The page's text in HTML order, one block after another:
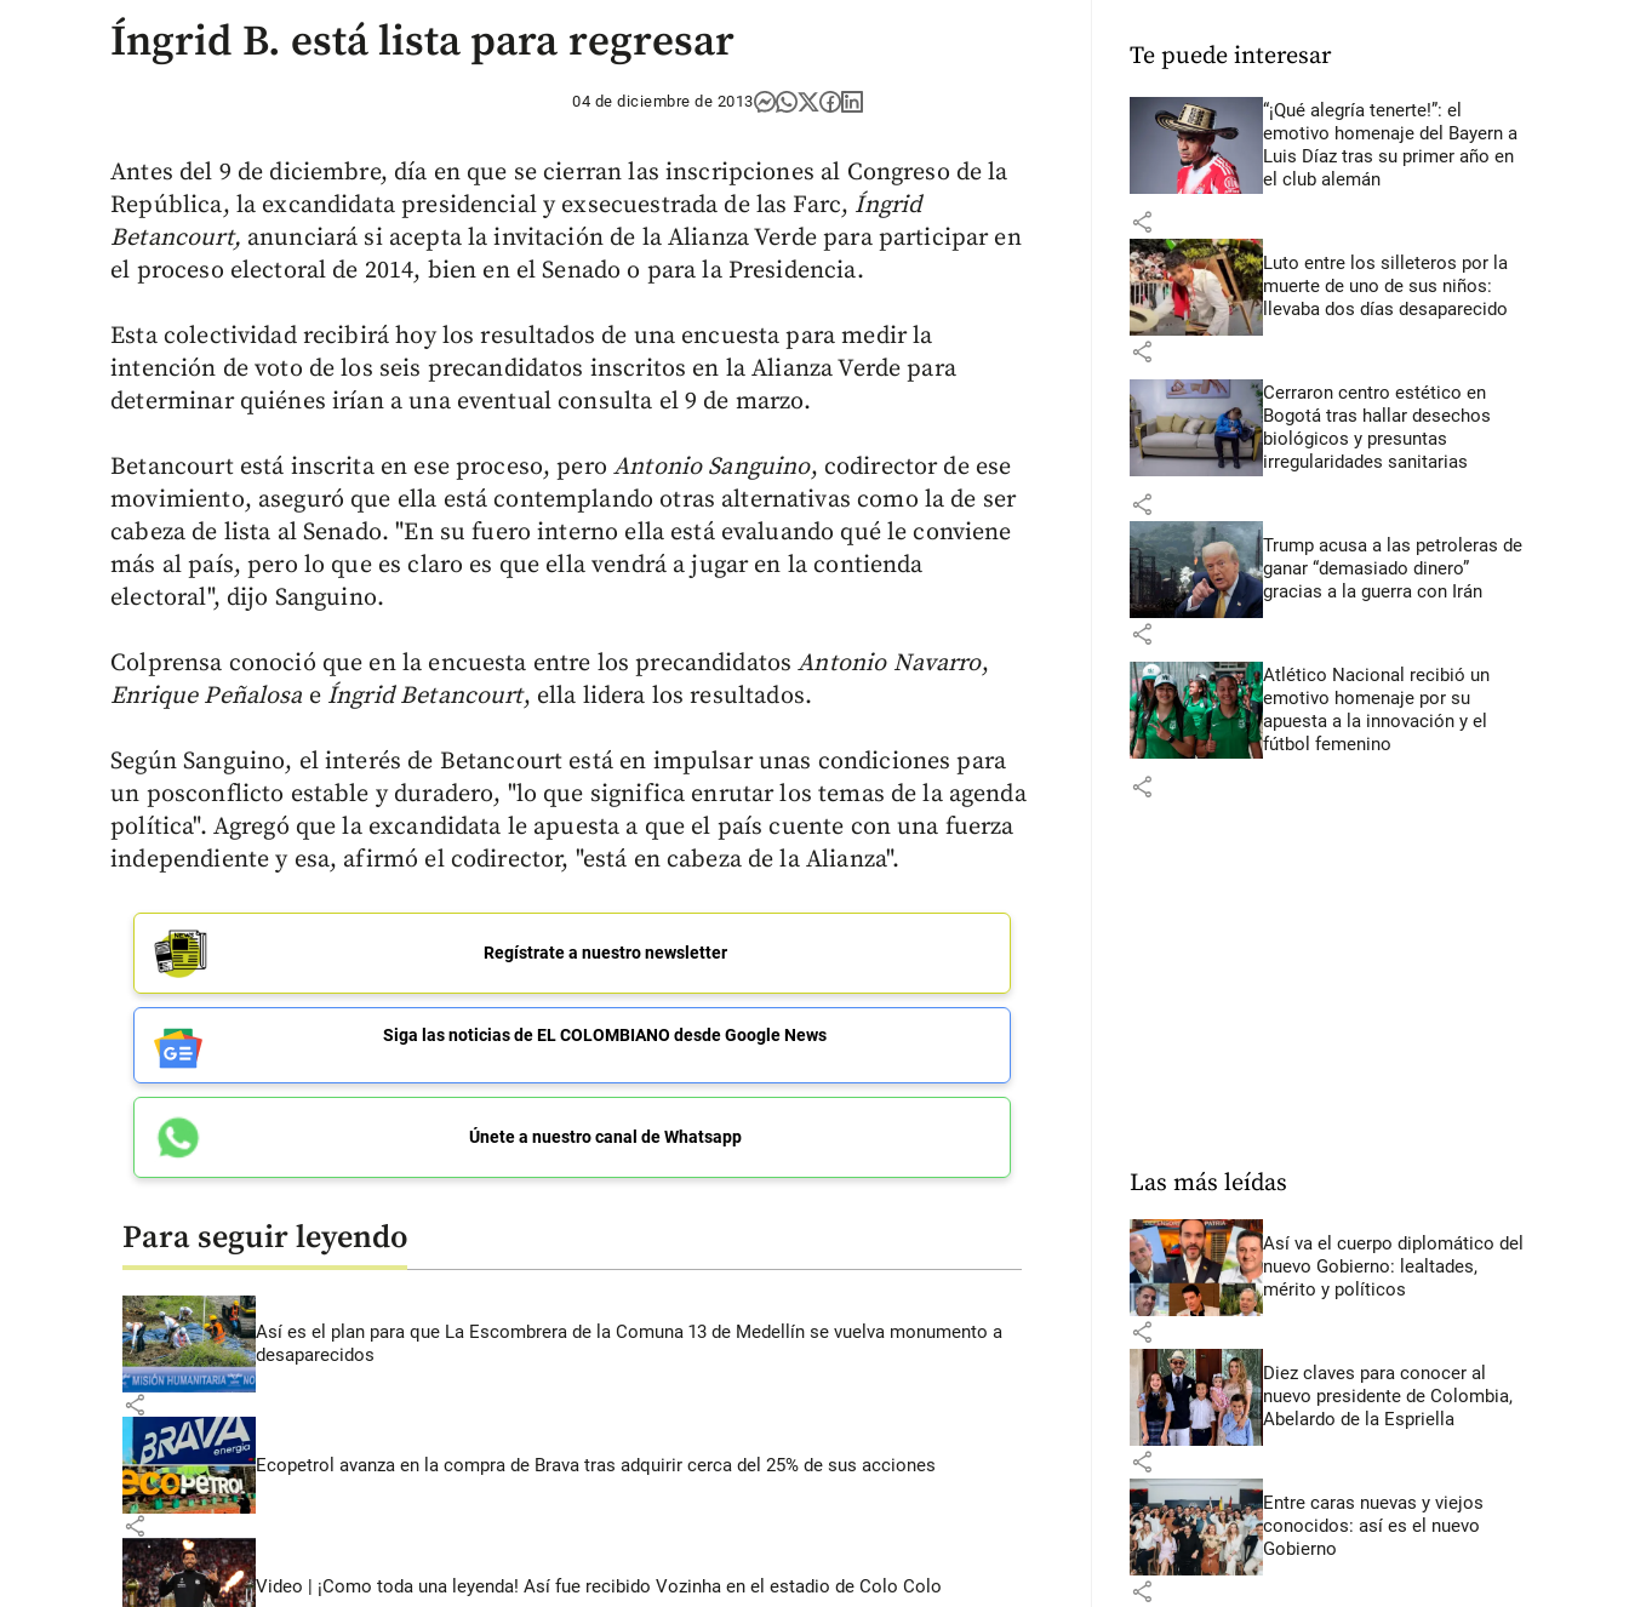
Íngrid B. está lista para regresar
04 de diciembre de 2013
Antes del 9 de diciembre, día en que se cierran las inscripciones al Congreso de la
República, la excandidata presidencial y exsecuestrada de las Farc, Íngrid
Betancourt, anunciará si acepta la invitación de la Alianza Verde para participar en
el proceso electoral de 2014, bien en el Senado o para la Presidencia.
Esta colectividad recibirá hoy los resultados de una encuesta para medir la
intención de voto de los seis precandidatos inscritos en la Alianza Verde para
determinar quiénes irían a una eventual consulta el 9 de marzo.
Betancourt está inscrita en ese proceso, peroAntonio Sanguino, codirector de ese
movimiento, aseguró que ella está contemplando otras alternativas como la de ser
cabeza de lista al Senado. "En su fuero interno ella está evaluando qué le conviene
más al país, pero lo que es claro es que ella vendrá a jugar en la contienda
electoral", dijo Sanguino.
Colprensa conoció que en la encuesta entre los precandidatosAntonio Navarro,
Enrique Peñalosa e Íngrid Betancourt, ella lidera los resultados.
Según Sanguino, el interés de Betancourt está en impulsar unas condiciones para
un posconflicto estable y duradero, "lo que significa enrutar los temas de la agenda
política". Agregó que la excandidata le apuesta a que el país cuente con una fuerza
independiente y esa, afirmó el codirector, "está en cabeza de la Alianza".
Regístrate a nuestro newsletter
Siga las noticias de EL COLOMBIANO desde Google News
Únete a nuestro canal de Whatsapp
Para seguir leyendo
Así es el plan para que La Escombrera de la Comuna 13 de Medellín se vuelva monumento a
desaparecidos
share
Ecopetrol avanza en la compra de Brava tras adquirir cerca del 25% de sus acciones
share
Video | ¡Como toda una leyenda! Así fue recibido Vozinha en el estadio de Colo Colo
Te puede interesar
“¡Qué alegría tenerte!”: el
emotivo homenaje del Bayern a
Luis Díaz tras su primer año en
el club alemán
share
Luto entre los silleteros por la
muerte de uno de sus niños:
llevaba dos días desaparecido
share
Cerraron centro estético en
Bogotá tras hallar desechos
biológicos y presuntas
irregularidades sanitarias
share
Trump acusa a las petroleras de
ganar “demasiado dinero”
gracias a la guerra con Irán
share
Atlético Nacional recibió un
emotivo homenaje por su
apuesta a la innovación y el
fútbol femenino
share
Las más leídas
Así va el cuerpo diplomático del
nuevo Gobierno: lealtades,
mérito y políticos
share
Diez claves para conocer al
nuevo presidente de Colombia,
Abelardo de la Espriella
share
Entre caras nuevas y viejos
conocidos: así es el nuevo
Gobierno
share